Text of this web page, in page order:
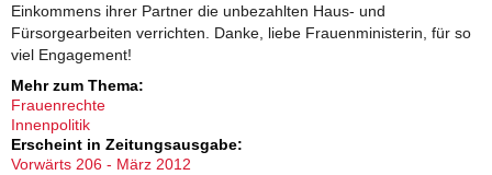
Einkommens ihrer Partner die unbezahlten Haus- und
Fürsorgearbeiten verrichten. Danke, liebe Frauenministerin, für so
viel Engagement!
Mehr zum Thema:
Frauenrechte
Innenpolitik
Erscheint in Zeitungsausgabe:
Vorwärts 206 - März 2012